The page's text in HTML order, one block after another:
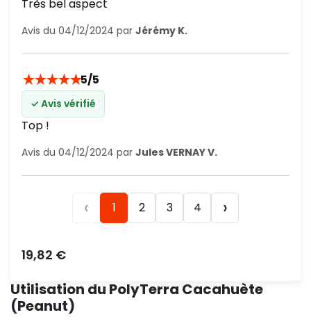
Très bel aspect
Avis du 04/12/2024 par Jérémy K.
★★★★★5/5
✓ Avis vérifié
Top !
Avis du 04/12/2024 par Jules VERNAY V.
‹ 1 2 3 4 ›
Prix
19,82 €
Utilisation du PolyTerra Cacahuète
(Peanut)